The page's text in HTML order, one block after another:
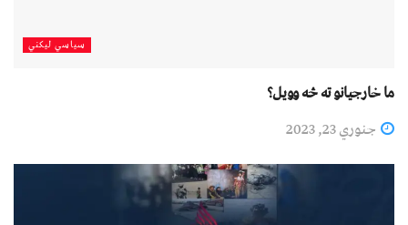
سیاسي لیکني
ما خارجیانو ته څه وویل؟
جنوري 23, 2023